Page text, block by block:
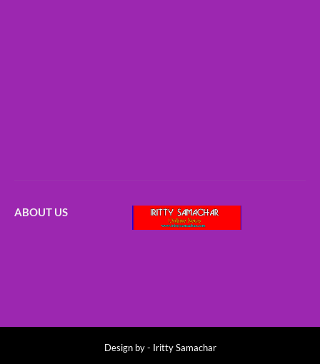
ABOUT US
Design by - Iritty Samachar